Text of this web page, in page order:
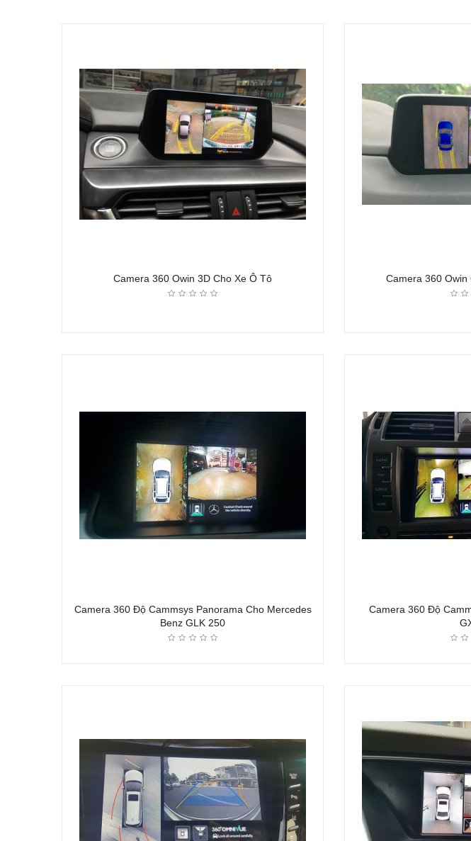
Camera 360 Owin 3D Cho Xe Ô Tô Camera 360 Owin
Camera 360 Độ Cammsys Panorama Cho Mercedes
Benz GLK 250
Camera 360 Độ